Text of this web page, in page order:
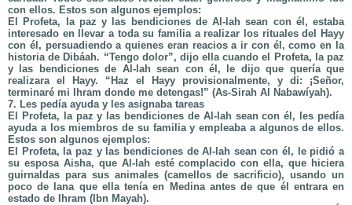
con ellos. Estos son algunos ejemplos:
El Profeta, la paz y las bendiciones de Al-lah sean con él, estaba
interesado en llevar a toda su familia a realizar los rituales del Hayy
con él, persuadiendo a quienes eran reacios a ir con él, como en la
historia de Dibáah. “Tengo dolor”, dijo ella cuando el Profeta, la paz
y las bendiciones de Al-lah sean con él, le dijo que quería que
realizara el Hayy. “Haz el Hayy provisionalmente, y di: ¡Señor,
terminaré mi Ihram donde me detengas!” (As-Sirah Al Nabawíyah).
7. Les pedía ayuda y les asignaba tareas
El Profeta, la paz y las bendiciones de Al-lah sean con él, les pedía
ayuda a los miembros de su familia y empleaba a algunos de ellos.
Estos son algunos ejemplos:
El Profeta, la paz y las bendiciones de Al-lah sean con él, le pidió a
su esposa Aisha, que Al-lah esté complacido con ella, que hiciera
guirnaldas para sus animales (camellos de sacrificio), usando un
poco de lana que ella tenía en Medina antes de que él entrara en
estado de Ihram (Ibn Mayah).